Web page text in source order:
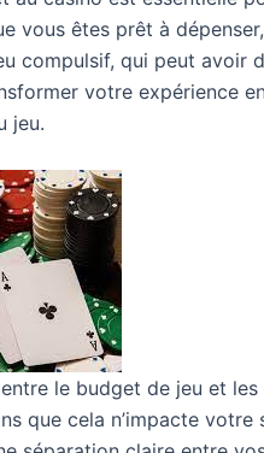
vous êtes prêt à
compulsif, qui peut avoir
votre expérience
jeu.
le budget de jeu et
que cela n’impacte